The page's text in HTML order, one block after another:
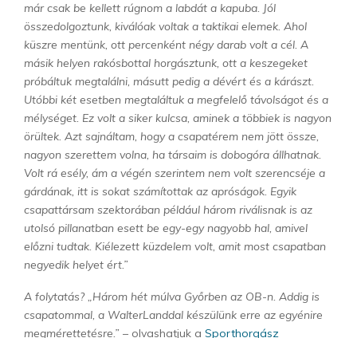
már csak be kellett rúgnom a labdát a kapuba. Jól
összedolgoztunk, kiválóak voltak a taktikai elemek. Ahol
küszre mentünk, ott percenként négy darab volt a cél. A
másik helyen rakósbottal horgásztunk, ott a keszegeket
próbáltuk megtalálni, másutt pedig a dévért és a kárászt.
Utóbbi két esetben megtaláltuk a megfelelő távolságot és a
mélységet. Ez volt a siker kulcsa, aminek a többiek is nagyon
örültek. Azt sajnáltam, hogy a csapatérem nem jött össze,
nagyon szerettem volna, ha társaim is dobogóra állhatnak.
Volt rá esély, ám a végén szerintem nem volt szerencséje a
gárdának, itt is sokat számítottak az apróságok. Egyik
csapattársam szektorában például három riválisnak is az
utolsó pillanatban esett be egy-egy nagyobb hal, amivel
előzni tudtak. Kiélezett küzdelem volt, amit most csapatban
negyedik helyet ért.”
A folytatás? „Három hét múlva Győrben az OB-n. Addig is
csapatommal, a WalterLanddal készülünk erre az egyénire
megmérettetésre.” – olvashatjuk a Sporthorgász